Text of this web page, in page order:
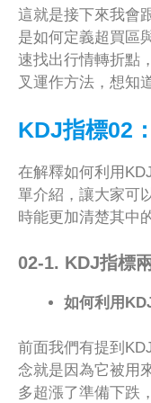
這就是接下來我會
是如何定義超買區
速找出行情轉折點
叉運作方法，想知
KDJ指標02
在解釋如何利用
單介紹，讓大家可
時能更加清楚其中
02-1. KDJ指標
如何利用
前面我們有提到
念就是因為它被用
多超漲了準備下跌